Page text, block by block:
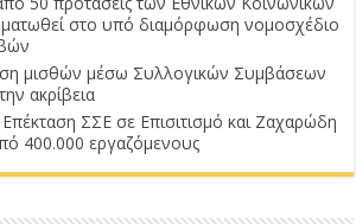
στο υπό διαμόρφωση νομοσχέδιο
μισθών μέσω Συλλογικών Συμβάσεων
ακρίβεια
ΣΣΕ σε Επισιτισμό και Ζαχαρώδη
400.000 εργαζόμενους